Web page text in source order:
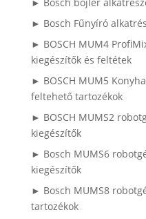
► Bosch Fűnyíró
► BOSCH MUM4
kiegészítők és feltétek
► BOSCH MUM5
feltehető tartozékok
► BOSCH MUMS2
kiegészítők
► Bosch MUMS6
kiegészítők
► Bosch MUMS8
tartozékok